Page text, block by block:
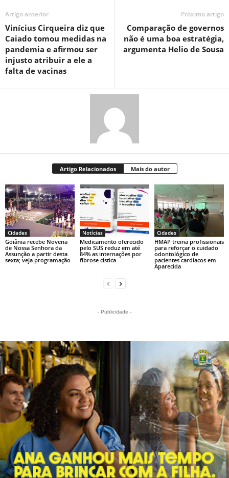
Artigo anterior
Vinícius Cirqueira diz que
Caiado tomou medidas na
pandemia e afirmou ser
injusto atribuir a ele a
falta de vacinas
Próximo artigo
Comparação de governos
não é uma boa estratégia,
argumenta Helio de Sousa
Artigo Relacionados Mais do autor
Cidades
Goiânia recebe Novena
de Nossa Senhora da
Assunção a partir desta
sexta; veja programação
Notícias
Medicamento oferecido
pelo SUS reduz em até
84% as internações por
fibrose cística
Cidades
HMAP treina profissionais
para reforçar o cuidado
odontológico de
pacientes cardíacos em
Aparecida
- Publicidade -